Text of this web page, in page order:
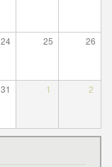
24 25 26
31 1 2